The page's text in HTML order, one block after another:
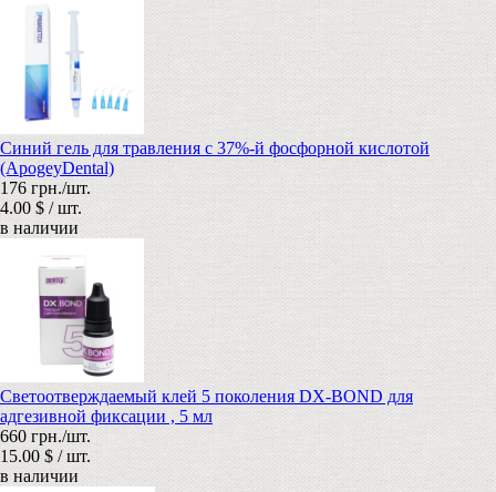
Синий гель для травления с 37%-й фосфорной кислотой
(ApogeyDental)
176 грн./шт.
4.00 $ / шт.
в наличии
Cветоотверждаемый клей 5 поколения DX-BOND для
адгезивной фиксации , 5 мл
660 грн./шт.
15.00 $ / шт.
в наличии